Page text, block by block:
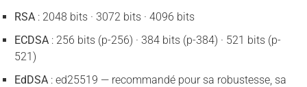
RSA: 2048 bits · 3072 bits · 4096 bits
ECDSA: 256 bits (p-256) · 384 bits (p-384) · 521 bits (p-
521)
EdDSA: ed25519 — recommandé pour sa robustesse, sa